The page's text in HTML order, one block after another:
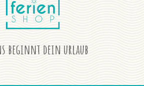
beginnt dein urlaub